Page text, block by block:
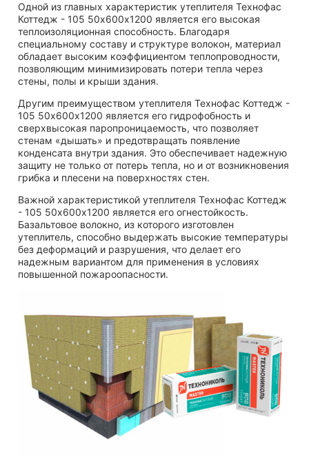
Одной из главных характеристик утеплителя Технофас
Коттедж - 105 50х600х1200 является его высокая
теплоизоляционная способность. Благодаря
специальному составу и структуре волокон, материал
обладает высоким коэффициентом теплопроводности,
позволяющим минимизировать потери тепла через
стены, полы и крыши здания.
Другим преимуществом утеплителя Технофас Коттедж -
105 50х600х1200 является его гидрофобность и
сверхвысокая паропроницаемость, что позволяет
стенам «дышать» и предотвращать появление
конденсата внутри здания. Это обеспечивает надежную
защиту не только от потерь тепла, но и от возникновения
грибка и плесени на поверхностях стен.
Важной характеристикой утеплителя Технофас Коттедж
- 105 50х600х1200 является его огнестойкость.
Базальтовое волокно, из которого изготовлен
утеплитель, способно выдержать высокие температуры
без деформаций и разрушения, что делает его
надежным вариантом для применения в условиях
повышенной пожароопасности.